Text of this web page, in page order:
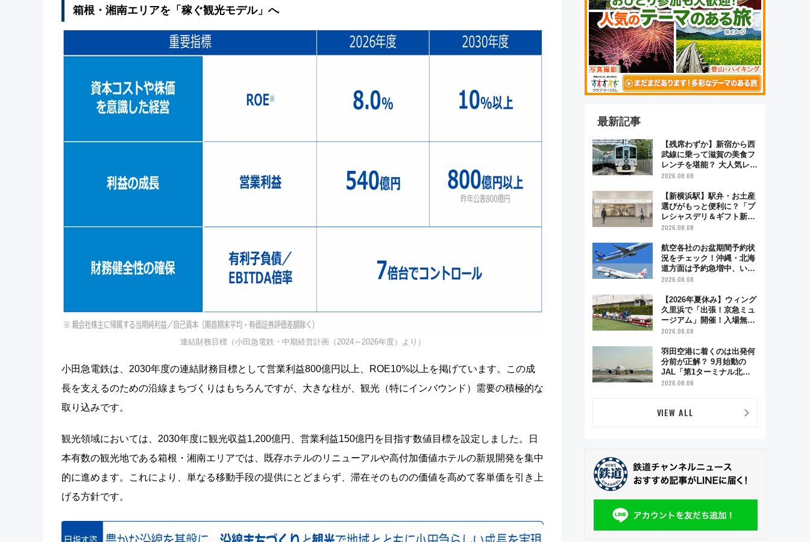
箱根・湘南エリアを「稼ぐ観光モデル」へ
連結財務目標（小田急電鉄・中期経営計画（2024～2026年度）より）
小田急電鉄は、2030年度の連結財務目標として営業利益800億円以上、ROE10%以上を掲げています。この成
長を支えるのための沿線まちづくりはもちろんですが、大きな柱が、観光（特にインバウンド）需要の積極的な
取り込みです。
観光領域においては、2030年度に観光収益1,200億円、営業利益150億円を目指す数値目標を設定しました。日
本有数の観光地である箱根・湘南エリアでは、既存ホテルのリニューアルや高付加価値ホテルの新規開発を集中
的に進めます。これにより、単なる移動手段の提供にとどまらず、滞在そのものの価値を高めて客単価を引き上
げる方針です。
最新記事
【残席わずか】新宿から西
武線に乗って滋賀の美食フ
レンチを堪能？ 大人気レス
トラン列車「52席の至福」
の特別コラボ
2026.08.08
【新横浜駅】駅弁・お土産
選びがもっと便利に？「プ
レシャスデリ＆ギフト新横
浜」がオープン 場所や営
2026.08.08
航空各社のお盆期間予約状
況をチェック！沖縄・北海
道方面は予約急増中、いま
から狙うべき日は？
2026.08.08
【2026年夏休み】ウィング
久里浜で「出張！京急ミュ
ージアム」開催！入場無料
でスタンプラリーや子ども
2026.08.08
羽田空港に着くのは出発何
分前が正解？ 9月始動の
JAL「第1ターミナル北側
サテライト」は徒歩1キロ
2026.08.08
VIEW ALL